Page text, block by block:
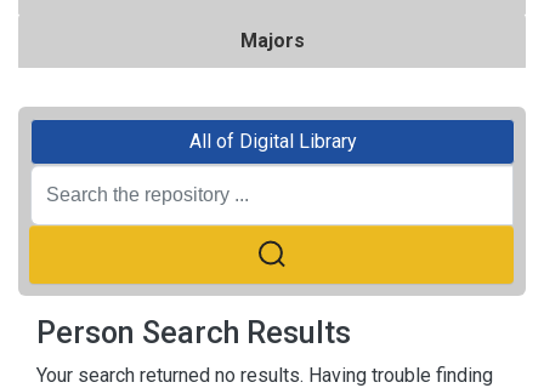
Majors
All of Digital Library
Person Search Results
Your search returned no results. Having trouble finding